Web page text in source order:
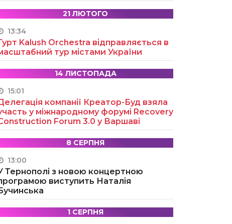
21 ЛЮТОГО
13:34
Kalush Orchestra відправляється в
тур містами України
14 ЛИСТОПАДА
15:01
компанії Креатор-Буд взяла
у міжнародному форумі Recovery
Forum 3.0 у Варшаві
8 СЕРПНЯ
13:00
Тернополі з новою концертною
виступить Наталія
1 СЕРПНЯ